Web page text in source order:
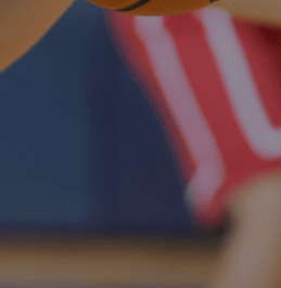
Iscrizione
Safeguarding